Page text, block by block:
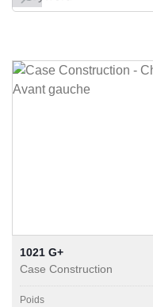
Filter by
1021 G+
Case Construction
Poids